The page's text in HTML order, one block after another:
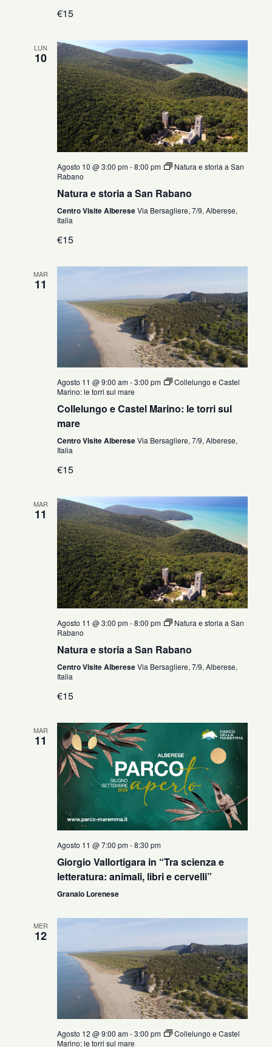
€15
LUN
10
Agosto 10 @ 3:00 pm-8:00 pm
Natura e storia a San
Rabano
Natura e storia a San Rabano
Centro Visite AlbereseVia Bersagliere, 7/9, Alberese,
Italia
€15
MAR
11
Agosto 11 @ 9:00 am-3:00 pm
Collelungo e Castel
Marino: le torri sul mare
Collelungo e Castel Marino: le torri sul
mare
Centro Visite AlbereseVia Bersagliere, 7/9, Alberese,
Italia
€15
MAR
11
Agosto 11 @ 3:00 pm-8:00 pm
Natura e storia a San
Rabano
Natura e storia a San Rabano
Centro Visite AlbereseVia Bersagliere, 7/9, Alberese,
Italia
€15
MAR
11
Agosto 11 @ 7:00 pm-8:30 pm
Giorgio Vallortigara in “Tra scienza e
letteratura: animali, libri e cervelli”
Granaio Lorenese
MER
12
Agosto 12 @ 9:00 am-3:00 pm
Collelungo e Castel
Marino: le torri sul mare